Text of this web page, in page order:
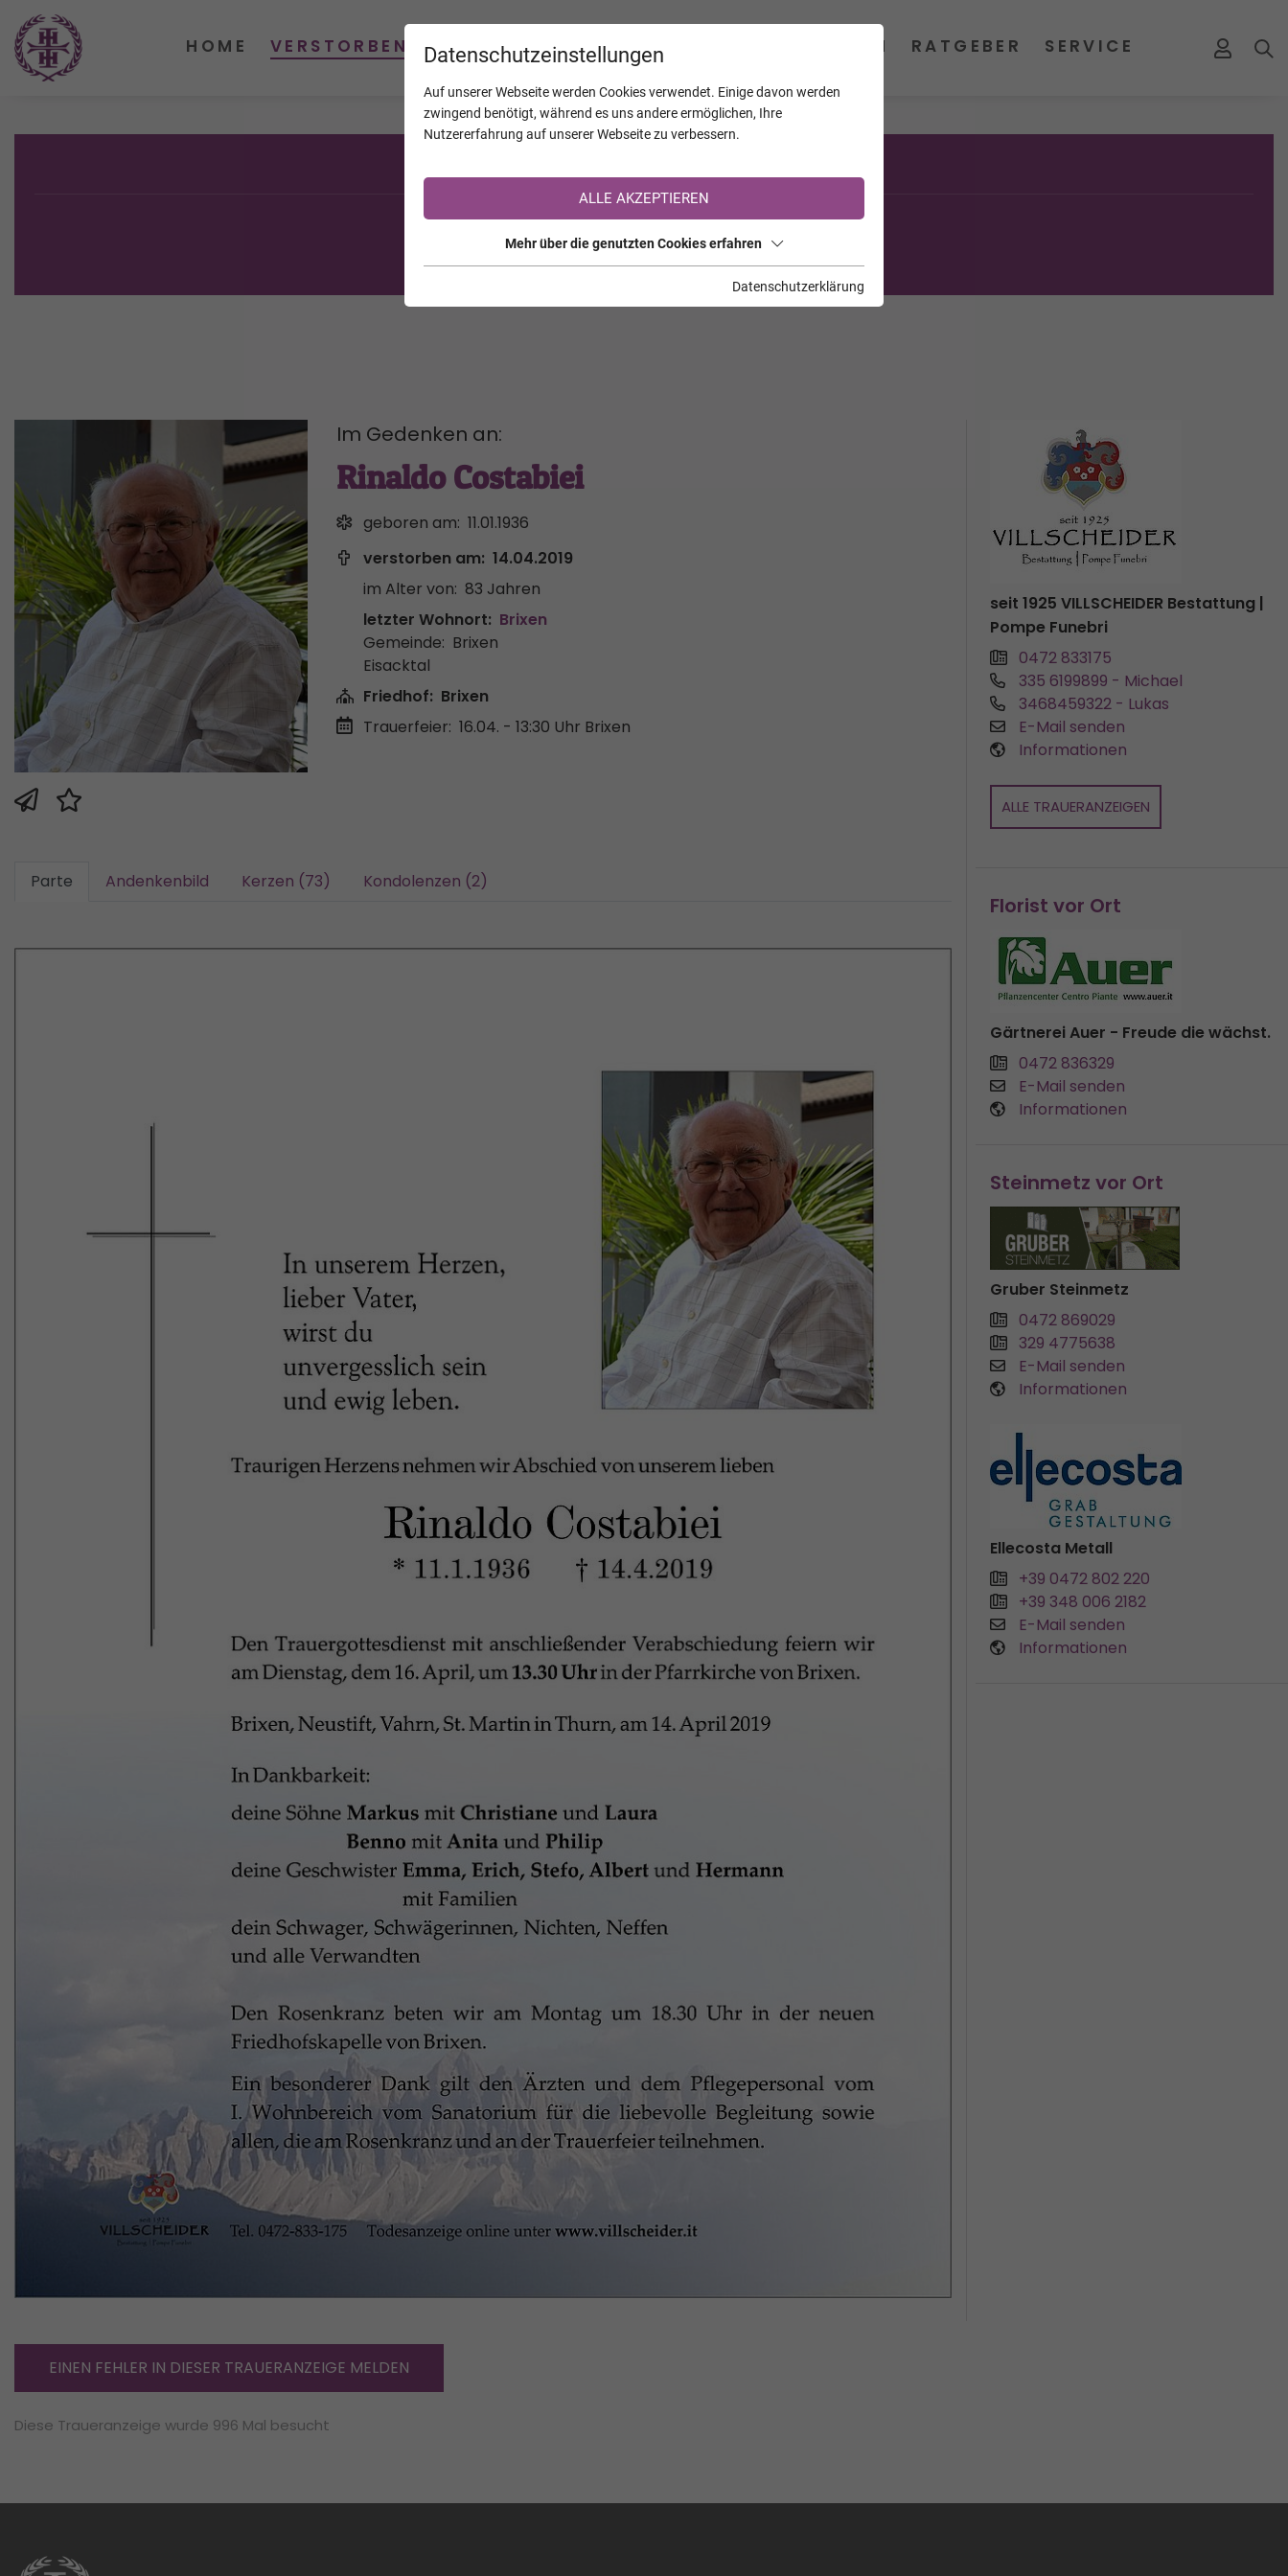
Sie sind noch nicht auf TrauerHilfe.it registriert?
>> zur kostenlosen Registrierung <<
Im Gedenken an:
Rinaldo Costabiei
geboren am: 11.01.1936
verstorben am: 14.04.2019
im Alter von: 83 Jahren
letzter Wohnort: Brixen
Gemeinde: Brixen
Eisacktal
Friedhof: Brixen
Trauerfeier: 16.04. - 13:30 Uhr Brixen
Parte Andenkenbild Kerzen (73) Kondolenzen (2)
seit 1925 VILLSCHEIDER Bestattung |
Pompe Funebri
0472 833175
335 6199899 - Michael
3468459322 - Lukas
E-Mail senden
Informationen
ALLE TRAUERANZEIGEN
Florist vor Ort
Gärtnerei Auer - Freude die wächst.
0472 836329
E-Mail senden
Informationen
Steinmetz vor Ort
Gruber Steinmetz
0472 869029
329 4775638
E-Mail senden
Informationen
Ellecosta Metall
+39 0472 802 220
+39 348 006 2182
E-Mail senden
Informationen
EINEN FEHLER IN DIESER TRAUERANZEIGE MELDEN
Diese Traueranzeige wurde 996 Mal besucht
Datenschutzeinstellungen
Auf unserer Webseite werden Cookies verwendet. Einige davon werden
zwingend benötigt, während es uns andere ermöglichen, Ihre
Nutzererfahrung auf unserer Webseite zu verbessern.
ALLE AKZEPTIEREN
Mehr über die genutzten Cookies erfahren
Datenschutzerklärung
HOME VERSTORBENE KALENDER JAHRESTAGE UNTERNEHMEN RATGEBER SERVICE